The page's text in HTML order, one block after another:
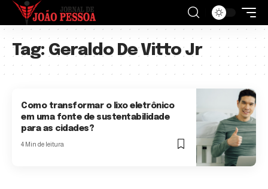
Tag: Geraldo De Vitto Jr
Como transformar o lixo eletrônico
em uma fonte de sustentabilidade
para as cidades?
4 Min de leitura